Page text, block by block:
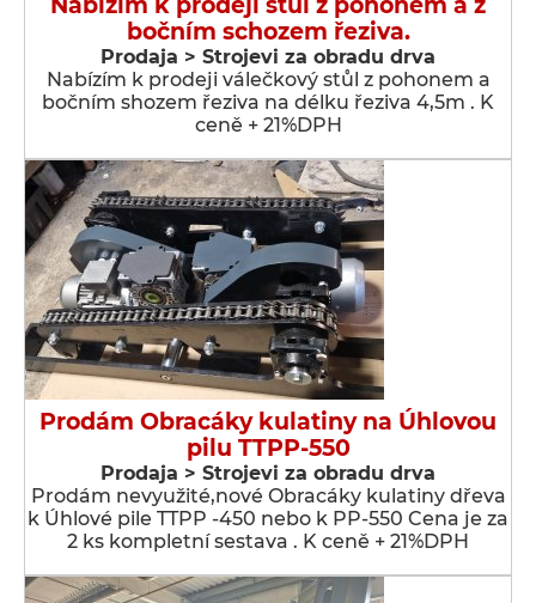
bočním schozem řeziva.
Prodaja > Strojevi za obradu drva
Nabízím k prodeji válečkový stůl z pohonem a
bočním shozem řeziva na délku řeziva 4,5m . K
ceně + 21%DPH
Prodám Obracáky kulatiny na Úhlovou
pilu TTPP-550
Prodaja > Strojevi za obradu drva
Prodám nevyužité,nové Obracáky kulatiny dřeva
k Úhlové pile TTPP -450 nebo k PP-550 Cena je za
2 ks kompletní sestava . K ceně + 21%DPH